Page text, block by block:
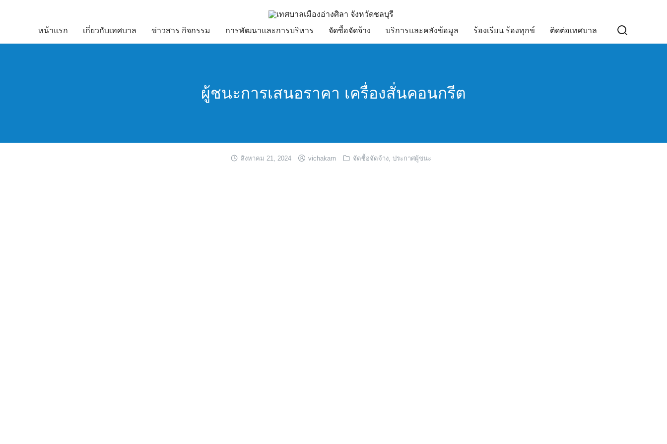
หน้าแรก เกี่ยวกับเทศบาล ข่าวสาร กิจกรรม การพัฒนาและการบริหาร จัดซื้อจัดจ้าง บริการและคลังข้อมูล ร้องเรียน ร้องทุกข์ ติดต่อเทศบาล
ผู้ชนะการเสนอราคา เครื่องสั่นคอนกรีต
สิงหาคม 21, 2024 vichakarn จัดซื้อจัดจ้าง, ประกาศผู้ชนะ